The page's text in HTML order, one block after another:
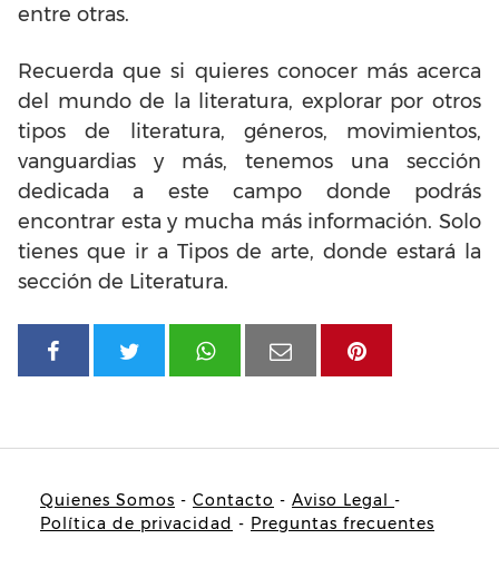
entre otras.
Recuerda que si quieres conocer más acerca
del mundo de la literatura, explorar por otros
tipos de literatura, géneros, movimientos,
vanguardias y más, tenemos una sección
dedicada a este campo donde podrás
encontrar esta y mucha más información. Solo
tienes que ir a Tipos de arte, donde estará la
sección de Literatura.
Quienes Somos - Contacto - Aviso Legal -
Política de privacidad - Preguntas frecuentes